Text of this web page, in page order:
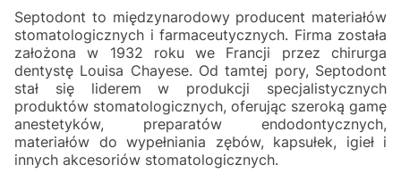
Septodont to międzynarodowy producent materiałów
stomatologicznych i farmaceutycznych. Firma została
założona w 1932 roku we Francji przez chirurga
dentystę Louisa Chayese. Od tamtej pory, Septodont
stał się liderem w produkcji specjalistycznych
produktów stomatologicznych, oferując szeroką gamę
anestetyków, preparatów endodontycznych,
materiałów do wypełniania zębów, kapsułek, igieł i
innych akcesoriów stomatologicznych.